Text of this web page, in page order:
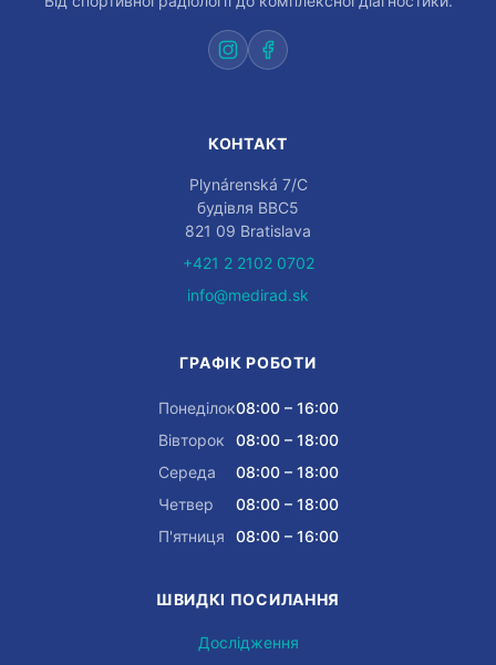
КОНТАКТ
Plynárenská 7/C
будівля BBC5
821 09 Bratislava
+421 2 2102 0702
info@medirad.sk
ГРАФІК РОБОТИ
Понеділок08:00 – 16:00
Вівторок
08:00 – 18:00
Середа
08:00 – 18:00
Четвер
08:00 – 18:00
П'ятниця
08:00 – 16:00
ШВИДКІ ПОСИЛАННЯ
Дослідження